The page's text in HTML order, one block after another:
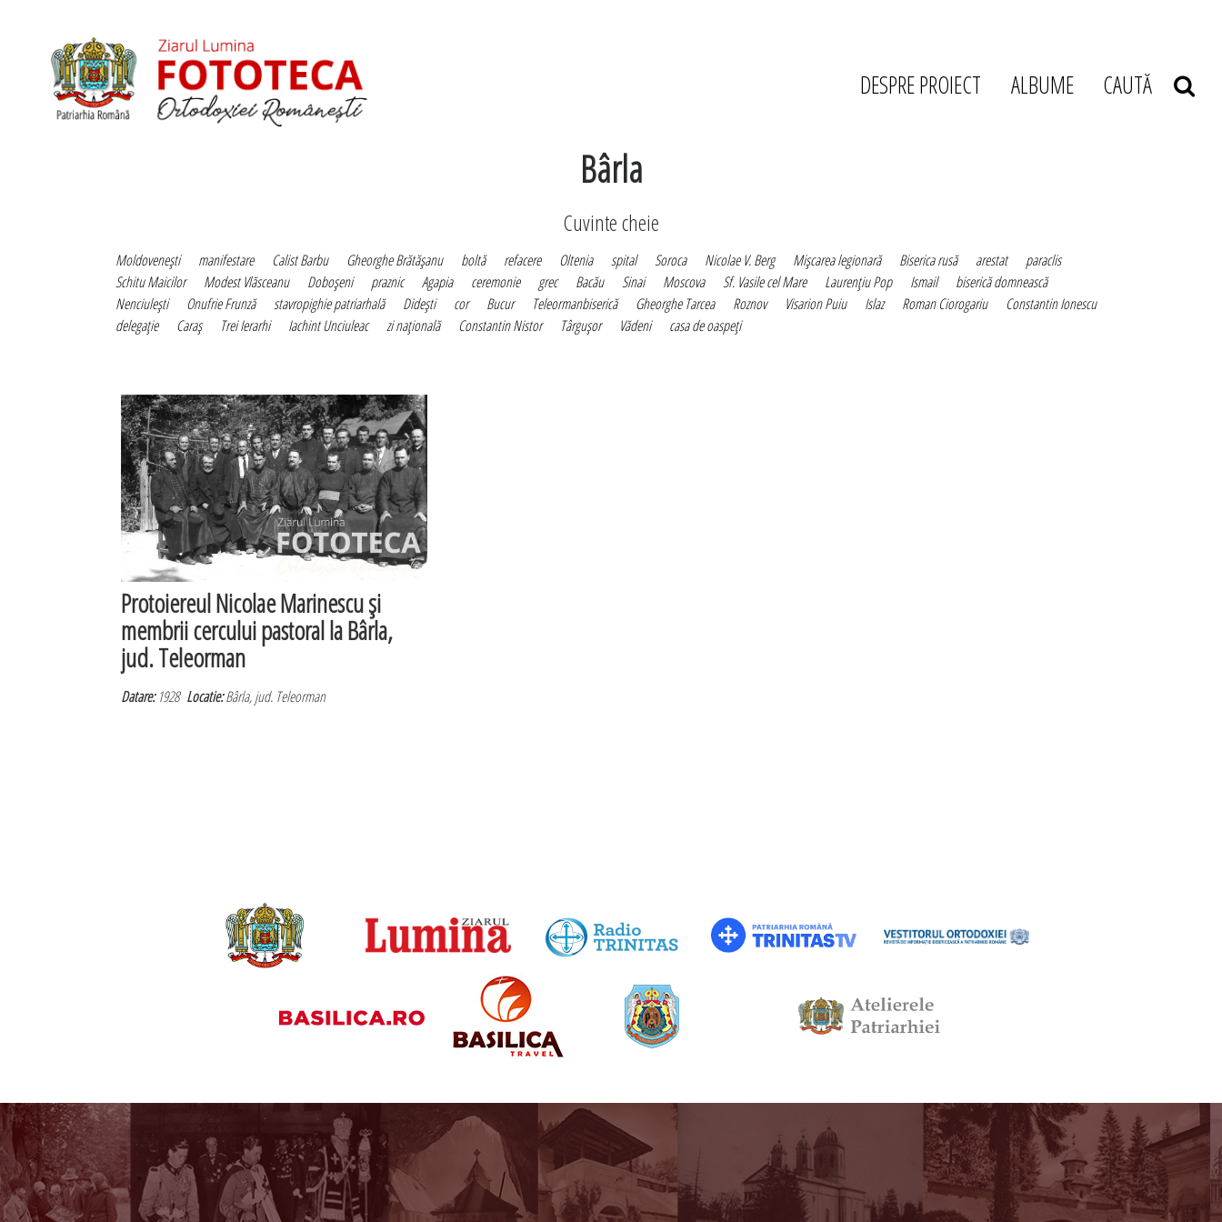
DESPRE PROIECT ALBUME CAUTĂ
Bârla
Cuvinte cheie
Moldoveneşti manifestare Calist Barbu Gheorghe Brătăşanu boltă refacere Oltenia spital Soroca Nicolae V. Berg Mişcarea legionară Biserica rusă arestat
paraclis
Schitu Maicilor
Modest Vlăsceanu Doboşeni praznic Agapia ceremonie grec Bacău Sinai Moscova Sf. Vasile cel Mare Laurenţiu Pop Ismail
biserică domnească
Nenciuleşti
Onufrie Frunză stavropighie patriarhală Dideşti cor Bucur Teleormanbiserică Gheorghe Tarcea Roznov Visarion Puiu Islaz Roman Ciorogariu
Constantin Ionescu
delegaţie
Caraş Trei Ierarhi Iachint Unciuleac zi naţională Constantin Nistor Târguşor Vădeni casa de oaspeţi
Protoiereul Nicolae Marinescu şi
membrii cercului pastoral la Bârla,
jud. Teleorman
Datare:1928Locatie:Bârla, jud. Teleorman